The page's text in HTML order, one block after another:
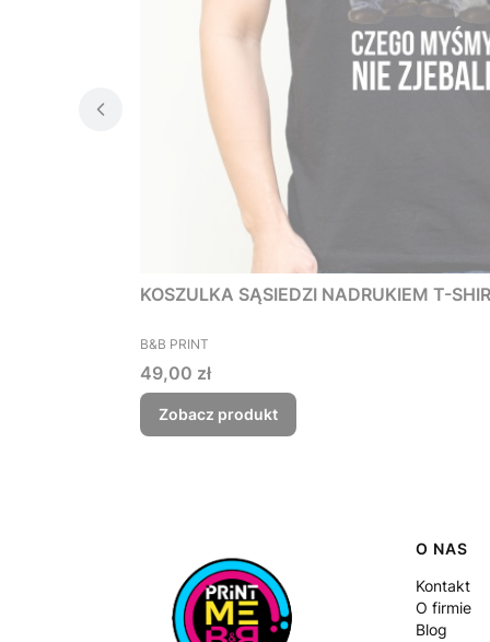
KOSZULKA SĄSIEDZI NADRUKIEM T-
PRODUCENT
B&B PRINT
Cena
49,00 zł
Zobacz produkt
Linki
O NAS
Kontakt
O firmie
Blog